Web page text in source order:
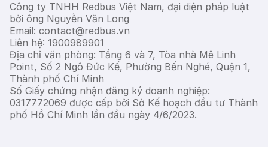
Công ty TNHH Redbus Việt Nam, đại diện pháp luật
bởi ông Nguyễn Văn Long
Email: contact@redbus.vn
Liên hệ: 1900989901
Địa chỉ văn phòng: Tầng 6 và 7, Tòa nhà Mê Linh
Point, Số 2 Ngô Đức Kế, Phường Bến Nghé, Quận 1,
Thành phố Chí Minh
Số Giấy chứng nhận đăng ký doanh nghiệp:
0317772069 được cấp bởi Sở Kế hoạch đầu tư Thành
phố Hồ Chí Minh lần đầu ngày 4/6/2023.